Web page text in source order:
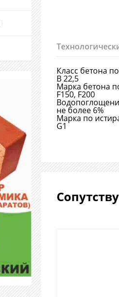
Класс бетона
В 22,5
Марка бетона
F150, F200
не более 6%
Марка по
G1